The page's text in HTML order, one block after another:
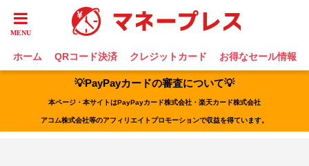
ホーム QRコード決済 クレジットカード お得なセール情報
💡PayPayカードの審査について💡
本ページ・本サイトはPayPayカード株式会社・楽天カード株式会社
アコム株式会社等のアフィリエイトプロモーションで収益を得ています。